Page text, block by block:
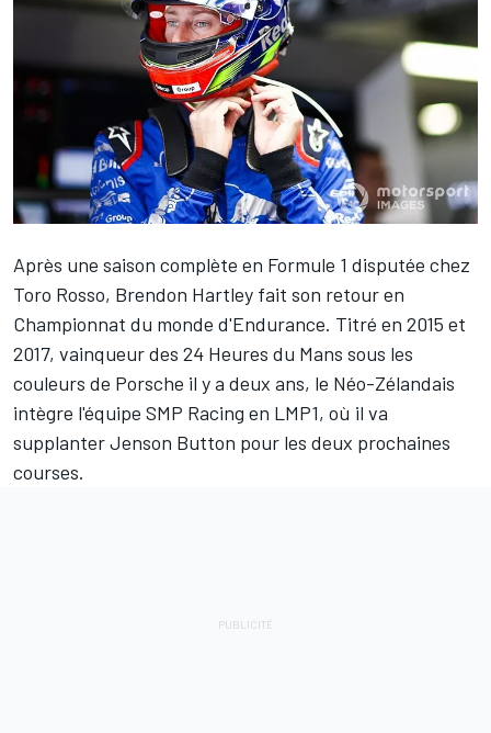
Après une saison complète en Formule 1 disputée chez
Toro Rosso, Brendon Hartley fait son retour en
Championnat du monde d'Endurance. Titré en 2015 et
2017, vainqueur des 24 Heures du Mans sous les
couleurs de Porsche il y a deux ans, le Néo-Zélandais
intègre l'équipe SMP Racing en LMP1, où il va
supplanterJenson Button pour les deux prochaines
courses.